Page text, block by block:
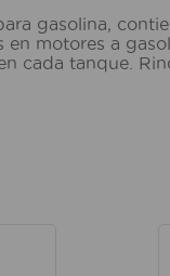
gasolina,
en motores a
cada tanque.